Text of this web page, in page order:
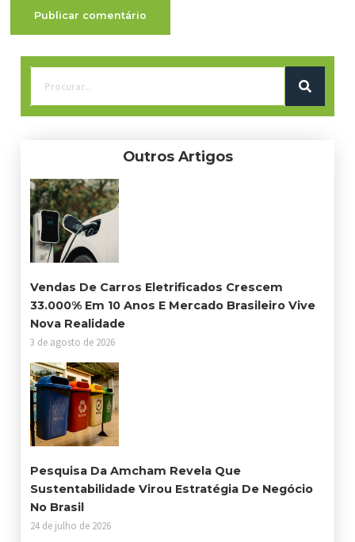
Outros Artigos
Vendas De Carros Eletrificados Crescem
33.000% Em 10 Anos E Mercado Brasileiro Vive
Nova Realidade
3 de agosto de 2026
Pesquisa Da Amcham Revela Que
Sustentabilidade Virou Estratégia De Negócio
No Brasil
24 de julho de 2026